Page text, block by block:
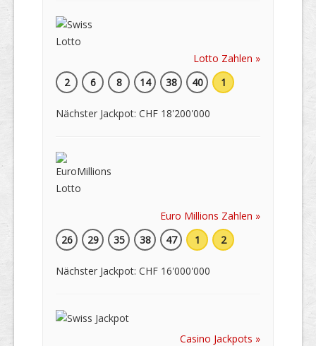
Lotto Zahlen »
2
6 8 14 38 40 1
Nächster Jackpot: CHF 18'200'000
Euro Millions Zahlen »
26
29 35 38 47 1 2
Nächster Jackpot: CHF 16'000'000
Casino Jackpots »